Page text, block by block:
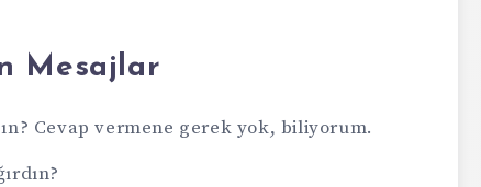
Mesajlar
Cevap vermene gerek yok, biliyorum.